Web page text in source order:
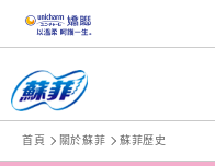
首頁 關於蘇菲 蘇菲歷史